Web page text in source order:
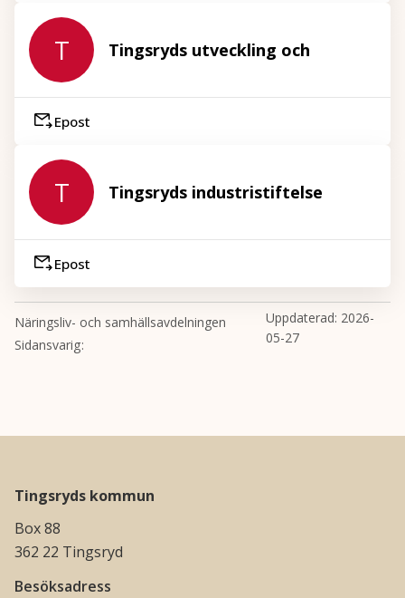
T Tingsryds utveckling och
Epost
T Tingsryds industristiftelse
Epost
Näringsliv- och samhällsavdelningen
Sidansvarig
Uppdaterad: 2026-
05-27
Tingsryds kommun
Box 88
362 22 Tingsryd
Besöksadress